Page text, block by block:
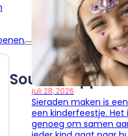
Uitdeelcadeautjes
Kinderfeest
Uitverkoop
Uitdeelcadeautjes
Kinderfeest
Uitverkoop
juli 28, 2026
Sieraden maken is
een kinderfeestje.
genoeg om samen
Souza!